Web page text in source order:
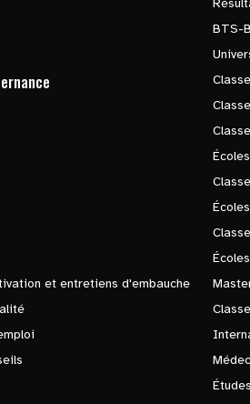
et entretiens d'embauche
BTS-